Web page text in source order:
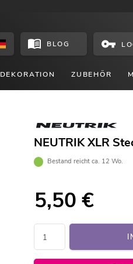
BLOG
DEKORATION ZUBEHÖR
NEUTRIK XLR
Bestand reicht ca. 12 Wo.
5,50 €